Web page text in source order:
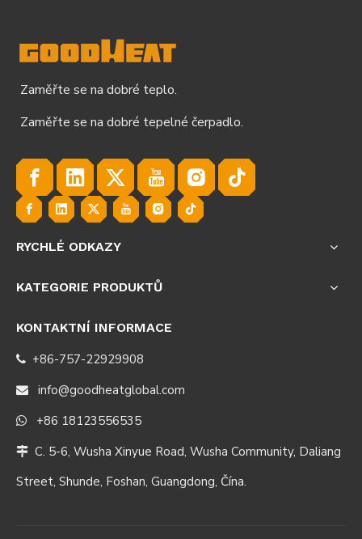
Zaměřte se na dobré teplo.
Zaměřte se na dobré tepelné čerpadlo.
RYCHLÉ ODKAZY
KATEGORIE PRODUKTŮ
KONTAKTNÍ INFORMACE
 +86-757-22929908
 info@goodheatglobal.com
 +86 18123556535
 C. 5-6, Wusha Xinyue Road, Wusha Community, Daliang
Street, Shunde, Foshan, Guangdong, Čína.